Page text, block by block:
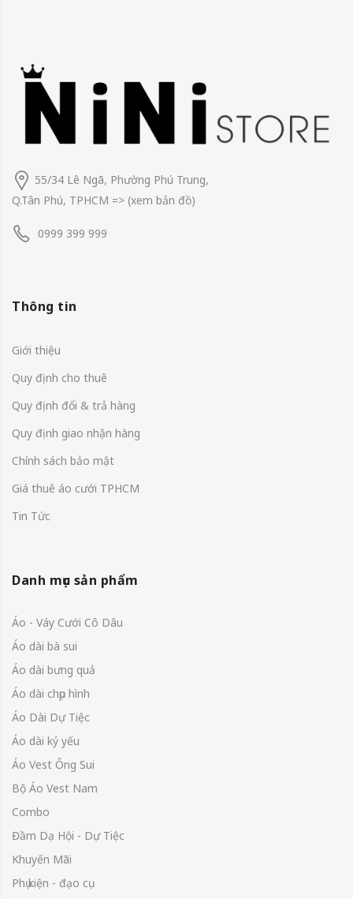
55/34 Lê Ngã, Phường Phú Trung,
Q.Tân Phú, TPHCM => (xem bản đồ)
0999 399 999
Thông tin
Giới thiệu
Quy định cho thuê
Quy định đổi & trả hàng
Quy định giao nhận hàng
Chính sách bảo mật
Giá thuê áo cưới TPHCM
Tin Tức
Danh mục sản phẩm
Áo - Váy Cưới Cô Dâu
Áo dài bà sui
Áo dài bưng quả
Áo dài chụp hình
Áo Dài Dự Tiệc
Áo dài kỷ yếu
Áo Vest Ông Sui
Bộ Áo Vest Nam
Combo
Đầm Dạ Hội - Dự Tiệc
Khuyến Mãi
Phụ kiện - đạo cụ